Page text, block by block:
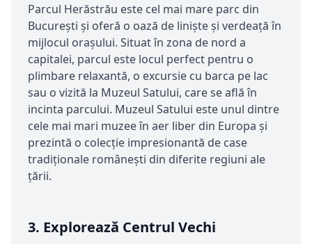
Parcul Herăstrău este cel mai mare parc din
București și oferă o oază de liniște și verdeață în
mijlocul orașului. Situat în zona de nord a
capitalei, parcul este locul perfect pentru o
plimbare relaxantă, o excursie cu barca pe lac
sau o vizită la Muzeul Satului, care se află în
incinta parcului. Muzeul Satului este unul dintre
cele mai mari muzee în aer liber din Europa și
prezintă o colecție impresionantă de case
tradiționale românești din diferite regiuni ale
țării.
3. Explorează Centrul Vechi